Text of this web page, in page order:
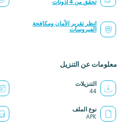
تحقق من 4 أُذونات
انظر تقرير الأمان ومكافحة
الفيروسات
معلومات عن التنزيل
التنزيلات
44
نوع الملف
APK